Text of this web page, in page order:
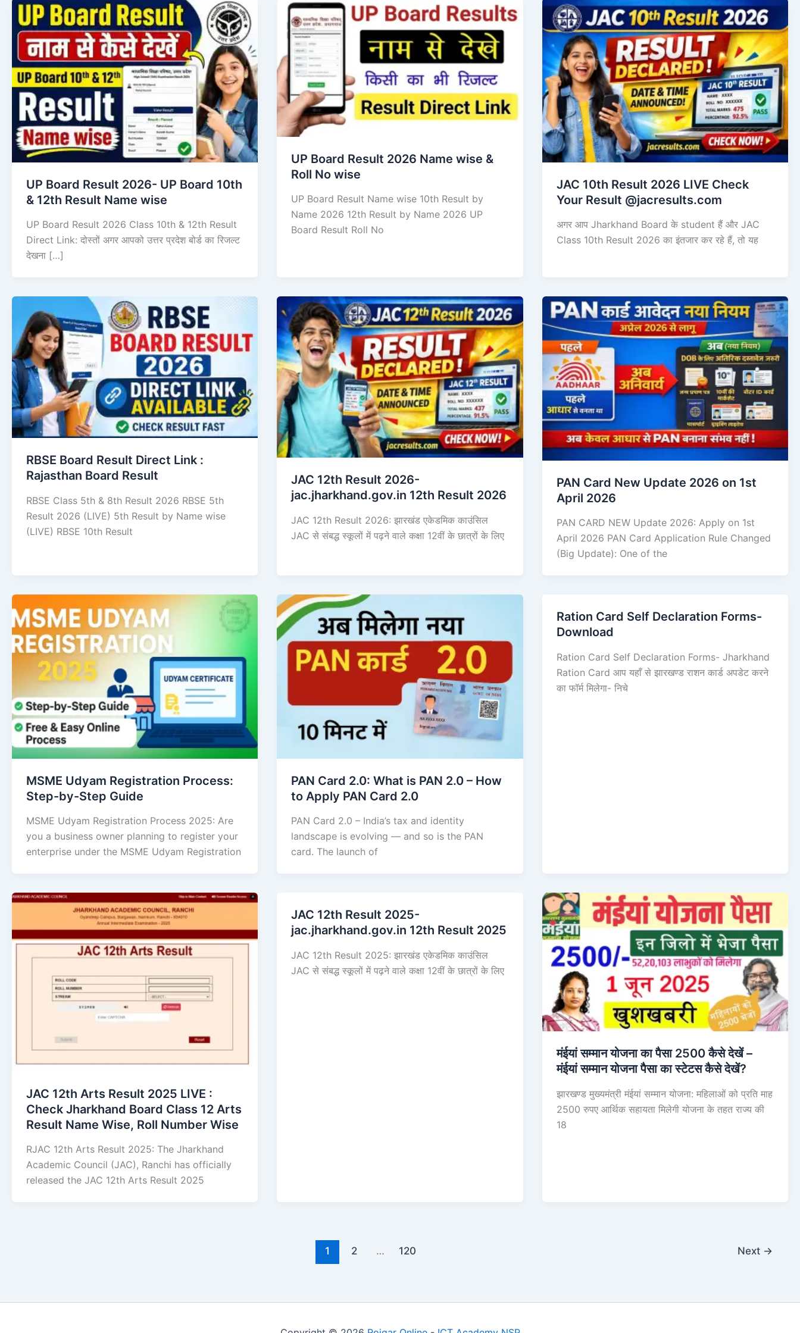
UP Board Result 2026- UP Board 10th
& 12th Result Name wise
UP Board Result 2026 Class 10th & 12th Result
Direct Link: दोस्तों अगर आपको उत्तर प्रदेश बोर्ड का रिजल्ट
देखना […]
UP Board Result 2026 Name wise &
Roll No wise
UP Board Result Name wise 10th Result by
Name 2026 12th Result by Name 2026 UP
Board Result Roll No
JAC 10th Result 2026 LIVE Check
Your Result @jacresults.com
अगर आप Jharkhand Board के student हैं और JAC
Class 10th Result 2026 का इंतजार कर रहे हैं, तो यह
RBSE Board Result Direct Link : ​
Rajasthan Board Result
RBSE Class 5th & 8th Result 2026 RBSE 5th
Result 2026 (LIVE) 5th Result by Name wise
(LIVE) RBSE 10th Result
JAC 12th Result 2026-
jac.jharkhand.gov.in 12th Result 2026
JAC 12th Result 2026: झारखंड एकेडमिक काउंसिल
JAC से संबद्ध स्कूलों में पढ़ने वाले कक्षा 12वीं के छात्रों के लिए
PAN Card New Update 2026 on 1st
April 2026
PAN CARD NEW Update 2026: Apply on 1st
April 2026 PAN Card Application Rule Changed
(Big Update): One of the
MSME Udyam Registration Process:
Step-by-Step Guide
MSME Udyam Registration Process 2025: Are
you a business owner planning to register your
enterprise under the MSME Udyam Registration
PAN Card 2.0: What is PAN 2.0 – How
to Apply PAN Card 2.0
PAN Card 2.0 – India’s tax and identity
landscape is evolving — and so is the PAN
card. The launch of
Ration Card Self Declaration Forms-
Download
Ration Card Self Declaration Forms- Jharkhand
Ration Card आप यहाँ से झारखण्ड राशन कार्ड अपडेट करने
का फॉर्म मिलेगा- निचे
JAC 12th Arts Result 2025 LIVE :
Check Jharkhand Board Class 12 Arts
Result Name Wise, Roll Number Wise
RJAC 12th Arts Result 2025: The Jharkhand
Academic Council (JAC), Ranchi has officially
released the JAC 12th Arts Result 2025
JAC 12th Result 2025-
jac.jharkhand.gov.in 12th Result 2025
JAC 12th Result 2025: झारखंड एकेडमिक काउंसिल
JAC से संबद्ध स्कूलों में पढ़ने वाले कक्षा 12वीं के छात्रों के लिए
मंईयां सम्मान योजना का पैसा 2500 कैसे देखें –
मंईयां सम्मान योजना पैसा का स्टेटस कैसे देखें?
झारखण्ड मुख्यमंत्री मंईयां सम्मान योजना: महिलाओं को प्रति माह
2500 रुपए आर्थिक सहायता मिलेगी योजना के तहत राज्य की
18
1 2 … 120 Next →